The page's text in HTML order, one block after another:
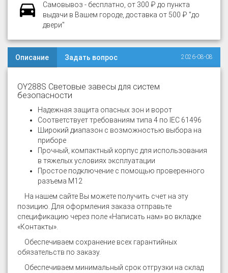
Самовывоз - бесплатно, от 300 ₽ до пункта
выдачи в Вашем городе, доставка от 500 ₽ "до
двери"
Описание Задать вопрос 2026-08-08
OY288S Световые завесы для систем
безопасности
Надежная защита опасных зон и ворот
Соответствует требованиям типа 4 по IEC 61496
Широкий диапазон с возможностью выбора на
приборе
Прочный, компактный корпус для использования
в тяжелых условиях эксплуатации
Простое подключение с помощью проверенного
разъема М12
На нашем сайте Вы можете получить счет на эту
позицию. Для оформления заказа отправьте
спецификацию через поле «Написать нам» во вкладке
«Контакты».
Обеспечиваем сохранение всех гарантийных
обязательств по заказу.
Обеспечиваем минимальный срок отгрузки на склад